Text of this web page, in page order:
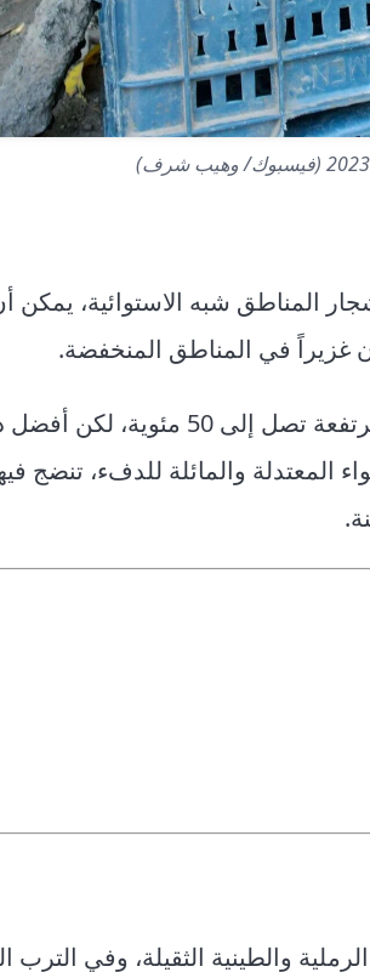
المناطق شبه الاستوائية، يمكن
درجات حرارة منخفضة تصل إلى 5 مئوية ومرتفعة تصل إلى 50
وفي المناطق ذات الأجواء المعتدلة والمائلة للدفء،
والطينية الثقيلة، وفي الترب